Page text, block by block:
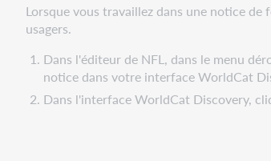
Lorsque vous travaillez dans une notice
usagers.
Dans l'éditeur de NFL, dans le menu
notice dans votre interface WorldCat
Dans l'interface WorldCat Discovery,